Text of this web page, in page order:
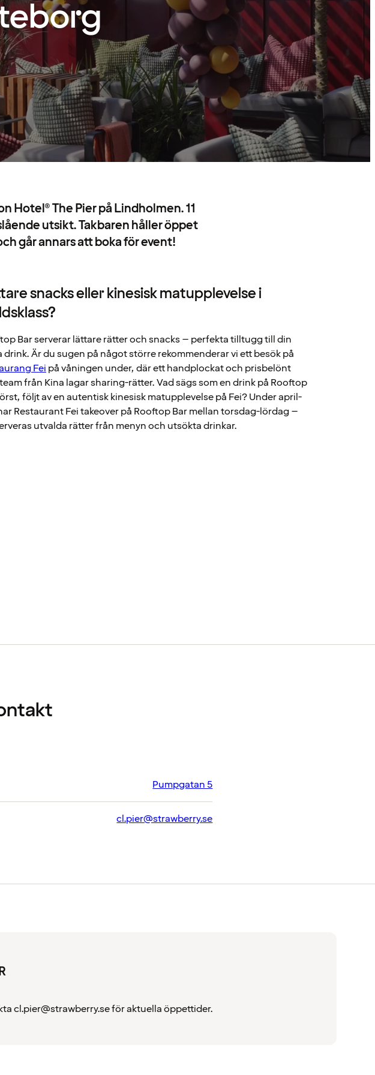
Hotel® The Pier på Lindholmen. 11
utsikt. Takbaren håller öppet
går annars att boka för event!
snacks eller kinesisk matupplevelse i
Bar serverar lättare rätter och snacks – perfekta tilltugg till din
drink. Är du sugen på något större rekommenderar vi ett besök på
Fei på våningen under, där ett handplockat och prisbelönt
från Kina lagar sharing-rätter. Vad sägs som en drink på Rooftop
följt av en autentisk kinesisk matupplevelse på Fei? Under april-
Restaurant Fei takeover på Rooftop Bar mellan torsdag-lördag –
utvalda rätter från menyn och utsökta drinkar.
Pumpgatan 5
cl.pier@strawberry.se
cl.pier@strawberry.se för aktuella öppettider.